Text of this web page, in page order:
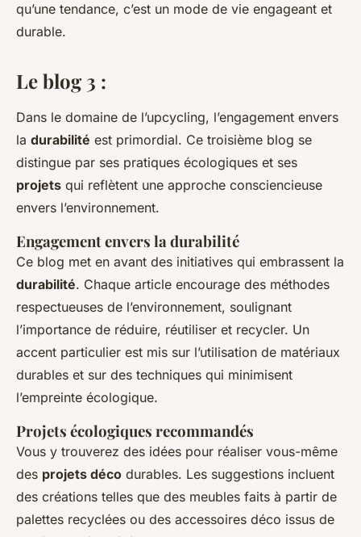
qu’une tendance, c’est un mode de vie engageant et
durable.
Le blog 3 :
Dans le domaine de l’upcycling, l’engagement envers
la durabilité est primordial. Ce troisième blog se
distingue par ses pratiques écologiques et ses
projets qui reflètent une approche consciencieuse
envers l’environnement.
Engagement envers la durabilité
Ce blog met en avant des initiatives qui embrassent la
durabilité. Chaque article encourage des méthodes
respectueuses de l’environnement, soulignant
l’importance de réduire, réutiliser et recycler. Un
accent particulier est mis sur l’utilisation de matériaux
durables et sur des techniques qui minimisent
l’empreinte écologique.
Projets écologiques recommandés
Vous y trouverez des idées pour réaliser vous-même
des projets déco durables. Les suggestions incluent
des créations telles que des meubles faits à partir de
palettes recyclées ou des accessoires déco issus de